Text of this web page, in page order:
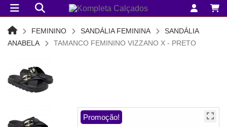
FEMININO SANDÁLIA FEMININA
SANDÁLIA
ANABELA
TAMANCO FEMININO VIZZANO X - PRETO
Promoção!